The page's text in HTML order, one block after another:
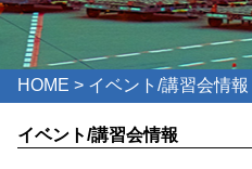
HOME > イベント/講習会情報
イベント/講習会情報